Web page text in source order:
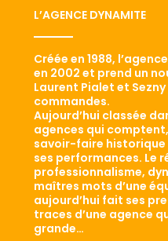
L’AGENCE DYNAMITE
Créée en 1988,
en 2002 et prend un
Laurent Pialet et
commandes.
Aujourd’hui classée
agences qui
savoir-faire
ses performances. Le
professionnalisme,
maîtres mots d’une
aujourd’hui fait ses
traces d’une agence
grande…